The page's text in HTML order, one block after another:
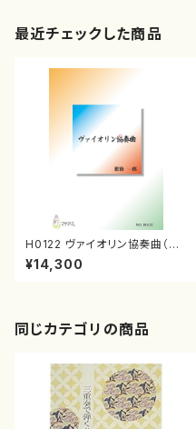
最近チェックした商品
H0122 ヴァイオリン協奏曲（バ
イオリンソロ、オーケストラ/肥後
一郎/楽譜）
¥14,300
同じカテゴリの商品